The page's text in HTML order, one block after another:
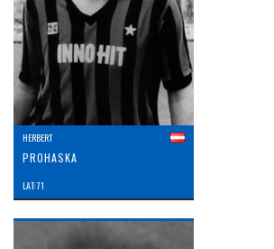
HERBERT
PROHASKA
LAT: 71